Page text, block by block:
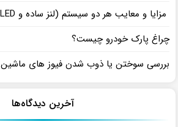
مزایا و معایب هر دو سیستم (لنز ساده و Bi-LED)
چراغ پارک خودرو چیست؟
بررسی سوختن یا ذوب شدن فیوز های ماشین
آخرین دیدگاه‌ها